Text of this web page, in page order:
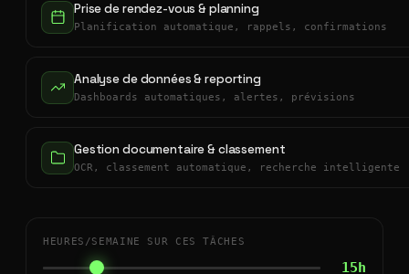
Prise de rendez-vous & planning
Planification automatique, rappels, confirmations
Analyse de données & reporting
Dashboards automatiques, alertes, prévisions
Gestion documentaire & classement
OCR, classement automatique, recherche intelligente
HEURES/SEMAINE SUR CES TÂCHES
15h